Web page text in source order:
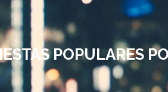
POPULARES